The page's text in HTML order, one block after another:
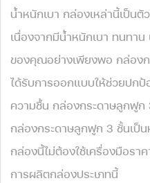
น้ำหนักเบา กล่องเหล่านี้เป็นตั
เนื่องจากมีน้ำหนักเบา ทนทา
ของคุณอย่างเพียงพอ กล่อง
ได้รับการออกแบบให้ช่วยปก
ความชื้น กล่องกระดาษลูกฟูก
กล่องกระดาษลูกฟูก 3 ชั้นเป็
กล่องนี้ไม่ต้องใช้เครื่องมือรา
การผลิตกล่องประเภทนี้